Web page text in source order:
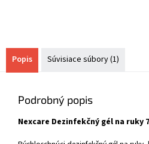
Popis Súvisiace súbory (1)
Podrobný popis
Nexcare Dezinfekčný gél na ruky